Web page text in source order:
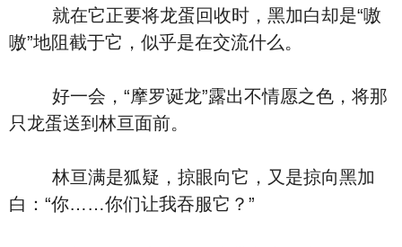
就在它正要将龙蛋回收时，黑加白却是“嗷
嗷”地阻截于它，似乎是在交流什么。
好一会，“摩罗诞龙”露出不情愿之色，将那
只龙蛋送到林亘面前。
林亘满是狐疑，掠眼向它，又是掠向黑加
白：“你……你们让我吞服它？”